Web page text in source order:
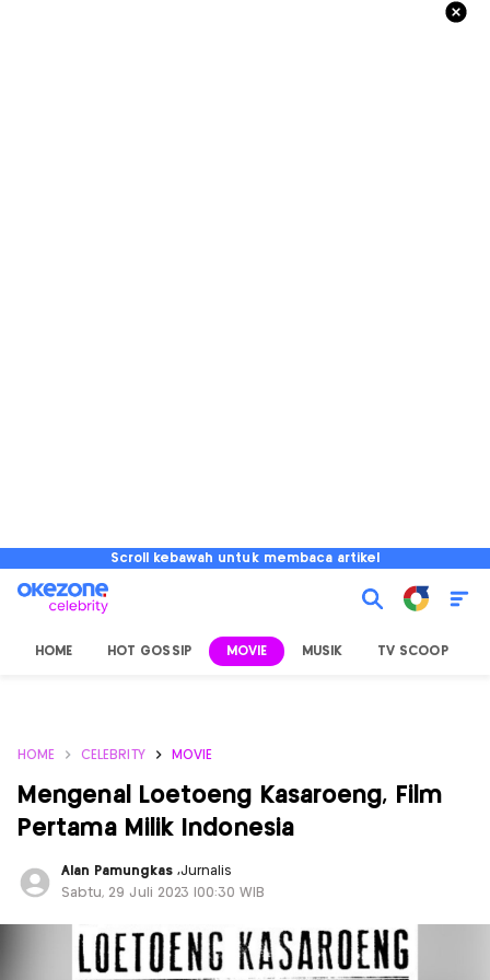
Scroll kebawah untuk membaca artikel
HOME HOT GOSSIP MOVIE MUSIK TV SCOOP
HOME CELEBRITY MOVIE
Mengenal Loetoeng Kasaroeng, Film
Pertama Milik Indonesia
Alan Pamungkas ,Jurnalis
Sabtu, 29 Juli 2023 |00:30 WIB